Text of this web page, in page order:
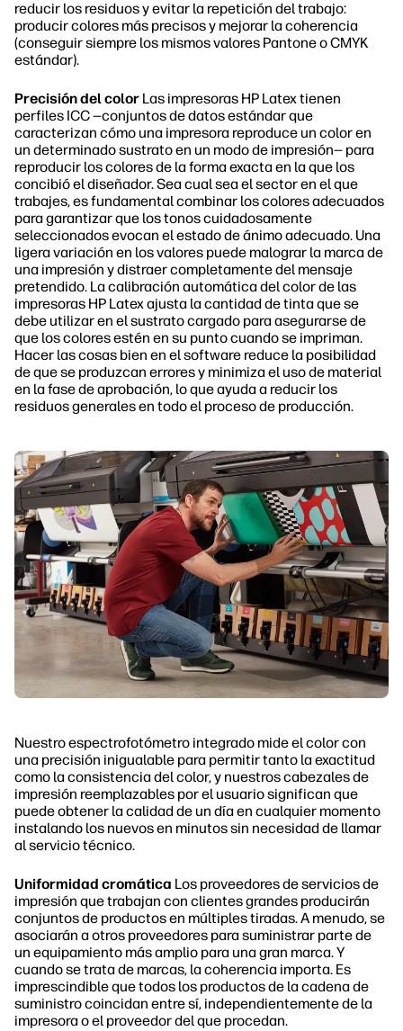
reducir los residuos y evitar la repetición del trabajo:
producir colores más precisos y mejorar la coherencia
(conseguir siempre los mismos valores Pantone o CMYK
estándar).
Precisión del color Las impresoras HP Latex tienen
perfiles ICC —conjuntos de datos estándar que
caracterizan cómo una impresora reproduce un color en
un determinado sustrato en un modo de impresión— para
reproducir los colores de la forma exacta en la que los
concibió el diseñador. Sea cual sea el sector en el que
trabajes, es fundamental combinar los colores adecuados
para garantizar que los tonos cuidadosamente
seleccionados evocan el estado de ánimo adecuado. Una
ligera variación en los valores puede malograr la marca de
una impresión y distraer completamente del mensaje
pretendido. La calibración automática del color de las
impresoras HP Latex ajusta la cantidad de tinta que se
debe utilizar en el sustrato cargado para asegurarse de
que los colores estén en su punto cuando se impriman.
Hacer las cosas bien en el software reduce la posibilidad
de que se produzcan errores y minimiza el uso de material
en la fase de aprobación, lo que ayuda a reducir los
residuos generales en todo el proceso de producción.
Nuestro espectrofotómetro integrado mide el color con
una precisión inigualable para permitir tanto la exactitud
como la consistencia del color, y nuestros cabezales de
impresión reemplazables por el usuario significan que
puede obtener la calidad de un día en cualquier momento
instalando los nuevos en minutos sin necesidad de llamar
al servicio técnico.
Uniformidad cromática Los proveedores de servicios de
impresión que trabajan con clientes grandes producirán
conjuntos de productos en múltiples tiradas. A menudo, se
asociarán a otros proveedores para suministrar parte de
un equipamiento más amplio para una gran marca. Y
cuando se trata de marcas, la coherencia importa. Es
imprescindible que todos los productos de la cadena de
suministro coincidan entre sí, independientemente de la
impresora o el proveedor del que procedan.